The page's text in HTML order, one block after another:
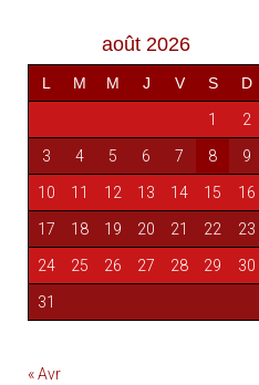
août 2026
L M M J V S D
1 2
3 4 5 6 7 8 9
10 11 12 13 14 15 16
17 18 19 20 21 22 23
24 25 26 27 28 29 30
31
« Avr